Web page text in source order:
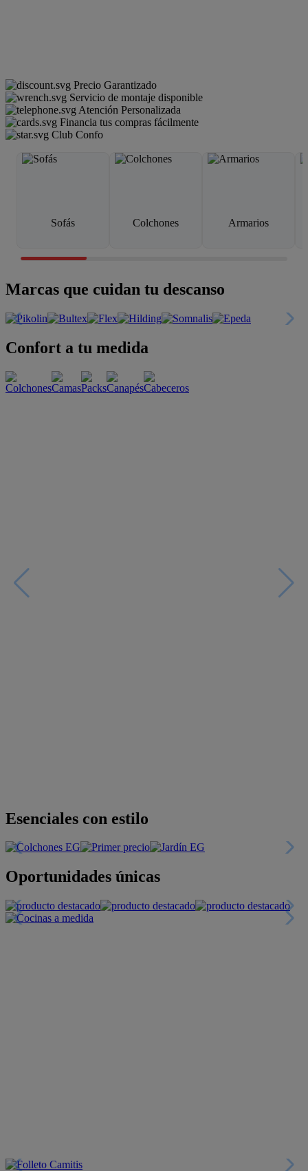
Precio Garantizado
Servicio de montaje disponible
Atención Personalizada
Financia tus compras fácilmente
Club Confo
Sofás Colchones Armarios
Marcas que cuidan tu descanso
Confort a tu medida
Descuentos y más
+INFO
+INFO
Nueva app